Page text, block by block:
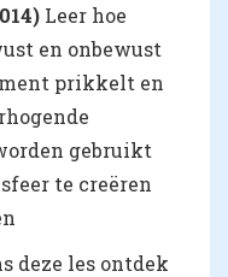
Leer hoe
en onbewust
prikkelt en
gebruikt
te creëren
deze les ontdek